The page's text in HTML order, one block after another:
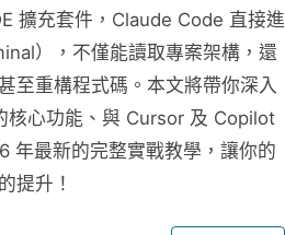
擴充套件，Claude Code 直接進
），不僅能讀取專案架構，還
至重構程式碼。本文將帶你深入
核心功能、與 Cursor 及 Copilot
年最新的完整實戰教學，讓你的
提升！